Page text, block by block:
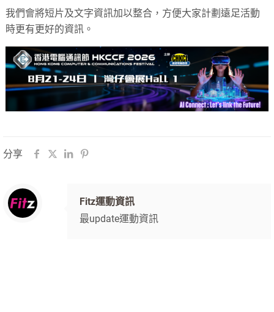
我們會將短片及文字資訊加以整合，方便大家計劃遠足活動
時更有更好的資訊。
分享
Fitz運動資訊
最update運動資訊